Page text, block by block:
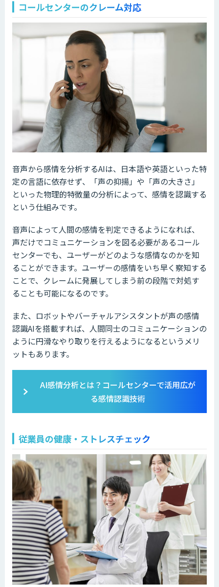
コールセンターのクレーム対応
音声から感情を分析するAIは、日本語や英語といった特
定の言語に依存せず、「声の抑揚」や「声の大きさ」
といった物理的特徴量の分析によって、感情を認識する
という仕組みです。
音声によって人間の感情を判定できるようになれば、
声だけでコミュニケーションを図る必要があるコール
センターでも、ユーザーがどのような感情なのかを知
ることができます。ユーザーの感情をいち早く察知する
ことで、クレームに発展してしまう前の段階で対処す
ることも可能になるのです。
また、ロボットやバーチャルアシスタントが声の感情
認識AIを搭載すれば、人間同士のコミュニケーションの
ように円滑なやり取りを行えるようになるというメリ
ットもあります。
AI感情分析とは？コールセンターで活用広が
る感情認識技術
従業員の健康・ストレスチェック